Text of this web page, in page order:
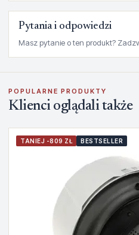
Pytania i odpowiedzi
Masz pytanie o ten produkt?
POPULARNE PRODUKTY
Klienci oglądali także
TANIEJ -809 ZŁ BESTSELLER